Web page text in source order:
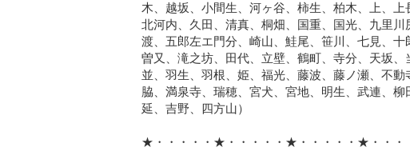
木、越坂、小間生、河ヶ谷、柿生、柏木、上、上
北河内、久田、清真、桐畑、国重、国光、九里
渡、五郎左エ門分、崎山、鮭尾、笹川、七見、十
曽又、滝之坊、田代、立壁、鶴町、寺分、天坂
並、羽生、羽根、姫、福光、藤波、藤ノ瀬、不
脇、満泉寺、瑞穂、宮犬、宮地、明生、武連、
延、吉野、四方山）
★・・・・・★・・・・・★・・・・・★・・・